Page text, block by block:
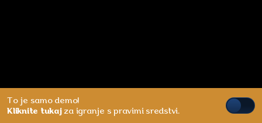
To je samo demo!
Kliknite tukajza igranje s pravimi sredstvi.